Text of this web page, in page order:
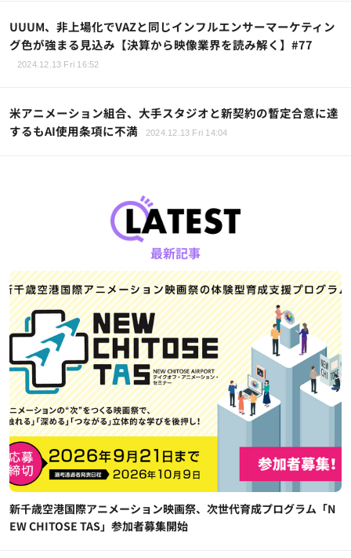
UUUM、非上場化でVAZと同じインフルエンサーマーケティン
グ色が強まる見込み【決算から映像業界を読み解く】#77
2024.12.13 Fri 16:52
米アニメーション組合、大手スタジオと新契約の暫定合意に達
するもAI使用条項に不満
2024.12.13 Fri 14:04
最新記事
新千歳空港国際アニメーション映画祭、次世代育成プログラム「N
EW CHITOSE TAS」参加者募集開始